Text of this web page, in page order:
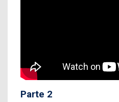
Parte 2